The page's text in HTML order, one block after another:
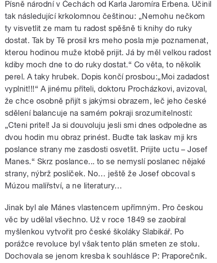
Písně národní v Čechách od Karla Jaromíra Erbena. Učinil
tak následující krkolomnou češtinou: „Nemohu nečkom
ty visvetlit ze mam tu radost spěšně ti knihy do ruky
dostat. Tak by Tě prosil krs meho posla mje poznamenat,
kterou hodinou muže ktobě prijit. Já by měl velkou radost
kdiby moch dne to do ruky dostat.“ Co věta, to několik
perel. A taky hrubek. Dopis končí prosbou:„Moi zadadost
vyplnit!!!“ A jinému příteli, doktoru Procházkovi, avizoval,
že chce osobně přijít s jakýmsi obrazem, leč jeho české
sdělení balancuje na samém pokraji srozumitelnosti:
„Cteni pritel! Ja si douvoluju jesli smi dnes odpoledne as
dvou hodin mu obraz prinést. Budte tak laskav mji krs
poslance strany me zasdosti osvetlit. Prijite uctu – Josef
Manes.“ Skrz poslance... to se nemyslí poslanec nějaké
strany, nýbrž poslíček. No… ještě že Josef obcoval s
Múzou malířství, a ne literatury…
Jinak byl ale Mánes vlastencem upřímným. Pro českou
věc by udělal všechno. Už v roce 1849 se zaobíral
myšlenkou vytvořit pro české školáky Slabikář. Po
porážce revoluce byl však tento plán smeten ze stolu.
Dochovala se jenom kresba k souhlásce P: Praporečník.